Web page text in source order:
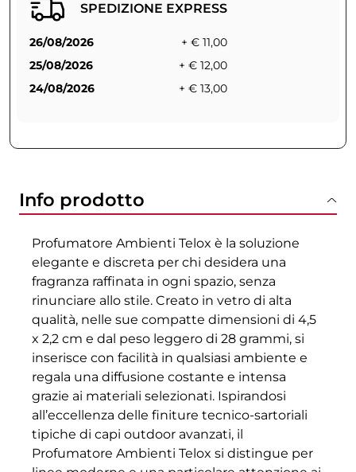
SPEDIZIONE EXPRESS
26/08/2026
+ € 11,00
25/08/2026
+ € 12,00
24/08/2026
+ € 13,00
Info prodotto
Profumatore Ambienti Telox è la soluzione
elegante e discreta per chi desidera una
fragranza raffinata in ogni spazio, senza
rinunciare allo stile. Creato in vetro di alta
qualità, nelle sue compatte dimensioni di 4,5
x 2,2 cm e dal peso leggero di 28 grammi, si
inserisce con facilità in qualsiasi ambiente e
regala una diffusione costante e intensa
grazie ai materiali selezionati. Ispirandosi
all’eccellenza delle finiture tecnico-sartoriali
tipiche di capi outdoor avanzati, il
Profumatore Ambienti Telox si distingue per